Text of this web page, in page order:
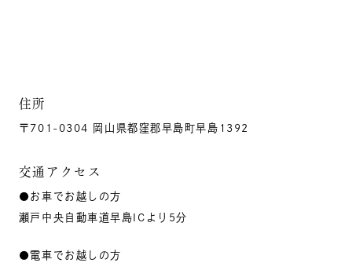
住所
〒701-0304 岡山県都窪郡早島町早島1392
交通アクセス
●お車でお越しの方
瀬戸中央自動車道早島ICより5分
●電車でお越しの方